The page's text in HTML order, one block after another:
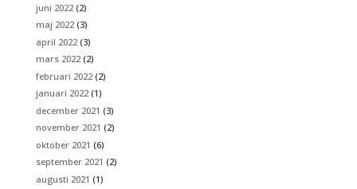
juni 2022(2)
maj 2022(3)
april 2022(3)
mars 2022(2)
februari 2022(2)
januari 2022(1)
december 2021 (3)
november 2021 (2)
oktober 2021 (6)
september 2021 (2)
augusti 2021 (1)